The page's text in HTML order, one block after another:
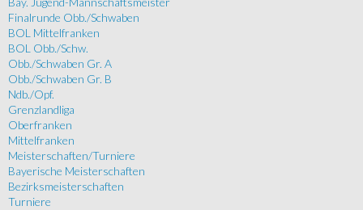
Finalrunde Obb./Schwaben
BOL Mittelfranken
BOL Obb./Schw.
Obb./Schwaben Gr. A
Obb./Schwaben Gr. B
Ndb./Opf.
Grenzlandliga
Oberfranken
Mittelfranken
Meisterschaften/Turniere
Bayerische Meisterschaften
Bezirksmeisterschaften
Turniere